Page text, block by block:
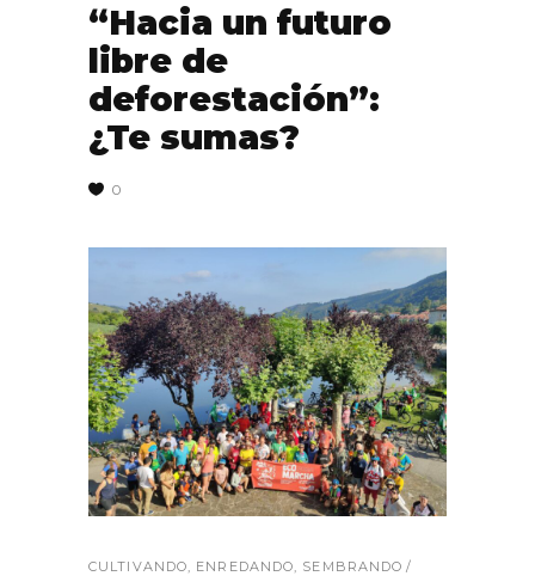
“Hacia un futuro
libre de
deforestación”:
¿Te sumas?
0
CULTIVANDO ENREDANDO SEMBRANDO